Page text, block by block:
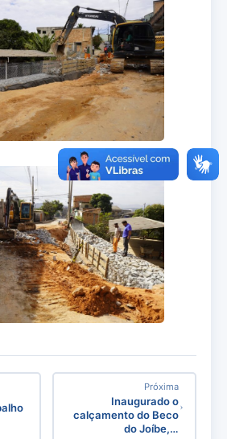
Próxima
Inaugurado o
calçamento do Beco
do Joíbe,…